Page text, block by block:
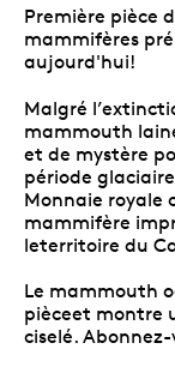
Première pièce
mammifères
aujourd'hui!
Malgré
mammouth
et de mystère
période
Monnaie royale
mammifère
leterritoire du
Le mammouth
pièceet montre
ciselé.